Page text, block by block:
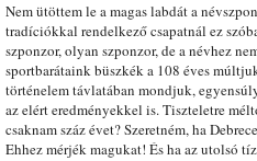
Nem ütöttem le a magas labdát a
tradíciókkal rendelkező csapatnál ez
szponzor, olyan szponzor, de a névhez
sportbarátaink büszkék a 108 éves
történelem távlatában mondjuk,
az elért eredményekkel is. Tiszteletre
csaknam száz évet? Szeretném, ha
Ehhez mérjék magukat! És ha az utolsó